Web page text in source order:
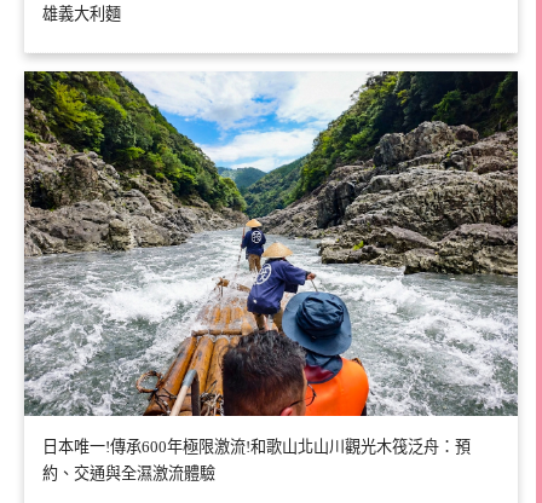
雄義大利麵
日本唯一!傳承600年極限激流!和歌山北山川觀光木筏泛舟：預
約、交通與全濕激流體驗